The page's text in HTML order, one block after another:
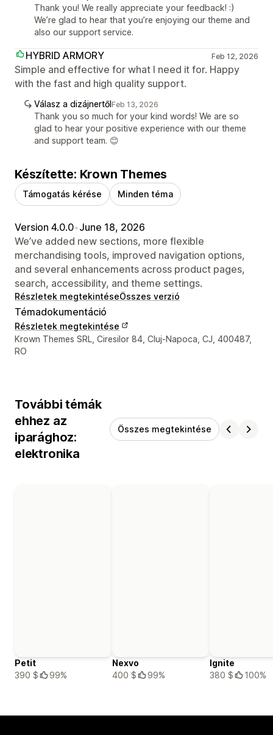
Thank you! We really appreciate your feedback! :)
We’re glad to hear that you’re enjoying our theme and
also our support service.
HYBRID ARMORY Feb 12, 2026
Simple and effective for what I need it for. Happy
with the fast and high quality support.
Válasz a dizájnertőlFeb 13, 2026
Thank you so much for your kind words! We are so
glad to hear your positive experience with our theme
and support team. 😊
Készítette: Krown Themes
Támogatás kérése Minden téma
Version 4.0.0•June 18, 2026
We’ve added new sections, more flexible
merchandising tools, improved navigation options,
and several enhancements across product pages,
search, accessibility, and theme settings.
Részletek megtekintéseÖsszes verzió
Témadokumentáció
Részletek megtekintése
Dizájner kapcsolattartási adatai
Krown Themes SRL, Ciresilor 84, Cluj-Napoca, CJ, 400487,
RO
További témák
ehhez az
iparághoz:
elektronika
Összes megtekintése
Petit
390 $
99%
Nexvo
400 $
99%
Ignite
380 $
100%